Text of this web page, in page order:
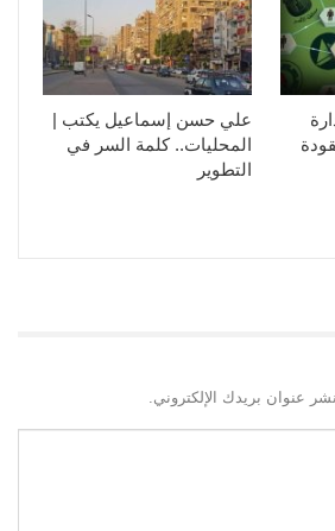
علي حسن إسماعيل يكتب |
المحليات.. كلمة السر في
التطوير​
عنوان بريدك الإلكتروني.